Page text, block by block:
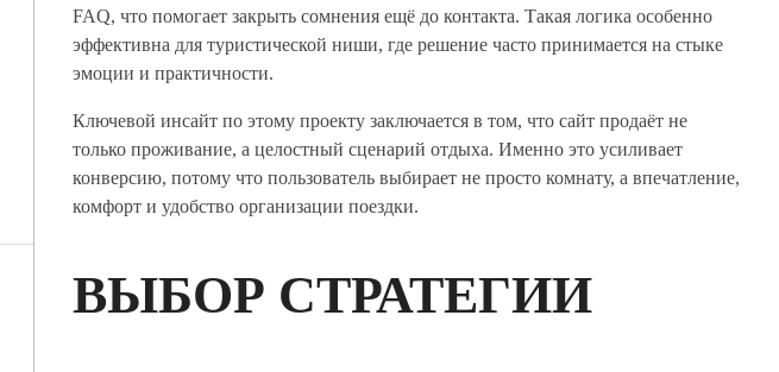
FAQ, что помогает закрыть сомнения ещё до контакта. Такая логика особенно
эффективна для туристической ниши, где решение часто принимается на стыке
эмоции и практичности.
Ключевой инсайт по этому проекту заключается в том, что сайт продаёт не
только проживание, а целостный сценарий отдыха. Именно это усиливает
конверсию, потому что пользователь выбирает не просто комнату, а впечатление,
комфорт и удобство организации поездки.
ВЫБОР СТРАТЕГИИ